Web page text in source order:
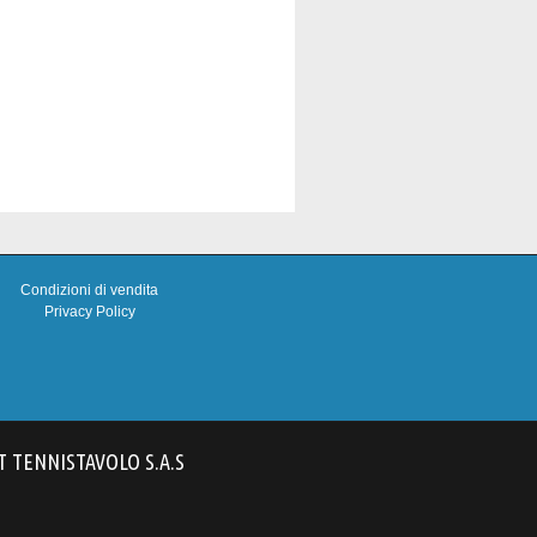
Condizioni di vendita
Privacy Policy
TENNISTAVOLO S.A.S